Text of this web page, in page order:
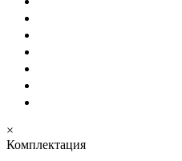
×
Комплектация